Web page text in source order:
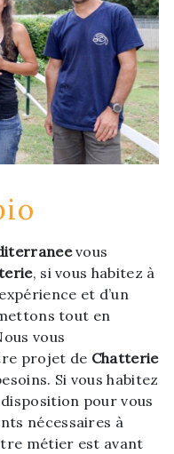
vous
, si vous habitez à
et d’un
tout en
vous
projet de Chatterie
Si vous habitez
pour vous
nécessaires à
métier est avant